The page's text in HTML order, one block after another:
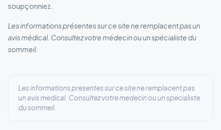
soupçonniez.
Les informations présentes sur ce site ne remplacent pas un
avis médical. Consultez votre médecin ou un spécialiste du
sommeil.
Les informations presentes sur ce site ne remplacent pas
un avis medical. Consultez votre medecin ou un specialiste
du sommeil.